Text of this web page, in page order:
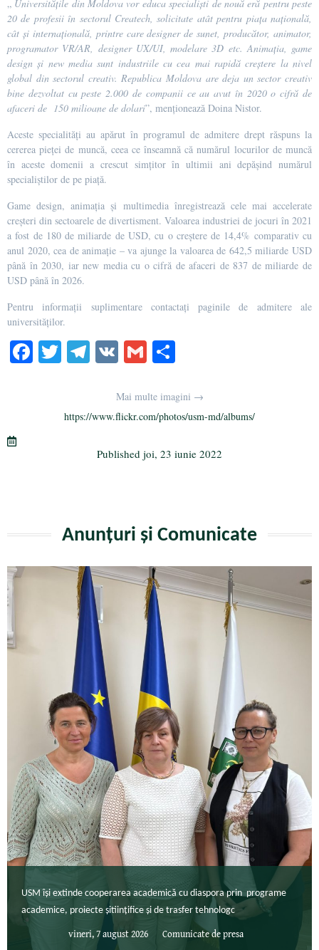
„ Universitățile din Moldova vor educa specialiști de nouă eră pentru peste
20 de profesii în sectorul Createch, solicitate atât pentru piața națională,
cât și internațională, printre care designer de sunet, producător, animator,
programator VR/AR, designer UX/UI, modelare 3D etc. Animația, game
design și new media sunt industriile cu cea mai rapidă creștere la nivel
global din sectorul creativ. Republica Moldova are deja un sector creativ
bine dezvoltat cu peste 2.000 de companii ce au avut în 2020 o cifră de
afaceri de 150 milioane de dolari”, menționează Doina Nistor.
Aceste specialități au apărut în programul de admitere drept răspuns la
cererea pieței de muncă, ceea ce înseamnă că numărul locurilor de muncă
în aceste domenii a crescut simțitor în ultimii ani depășind numărul
specialiștilor de pe piață.
Game design, animația și multimedia înregistrează cele mai accelerate
creșteri din sectoarele de divertisment. Valoarea industriei de jocuri în 2021
a fost de 180 de miliarde de USD, cu o creștere de 14,4% comparativ cu
anul 2020, cea de animație – va ajunge la valoarea de 642,5 miliarde USD
până în 2030, iar new media cu o cifră de afaceri de 837 de miliarde de
USD până în 2026.
Pentru informații suplimentare contactați paginile de admitere ale
universităților.
Fa T
r
Te
a
m
V G
ailaj
ea
ză
Mai multe imagini →
https://www.flickr.com/photos/usm-md/albums/
Published joi, 23 iunie 2022
Anunțuri și Comunicate
USM își extinde cooperarea academică cu diaspora prin programe
academice, proiecte șitiințifice și de trasfer tehnologc
vineri, 7 august 2026 Comunicate de presa